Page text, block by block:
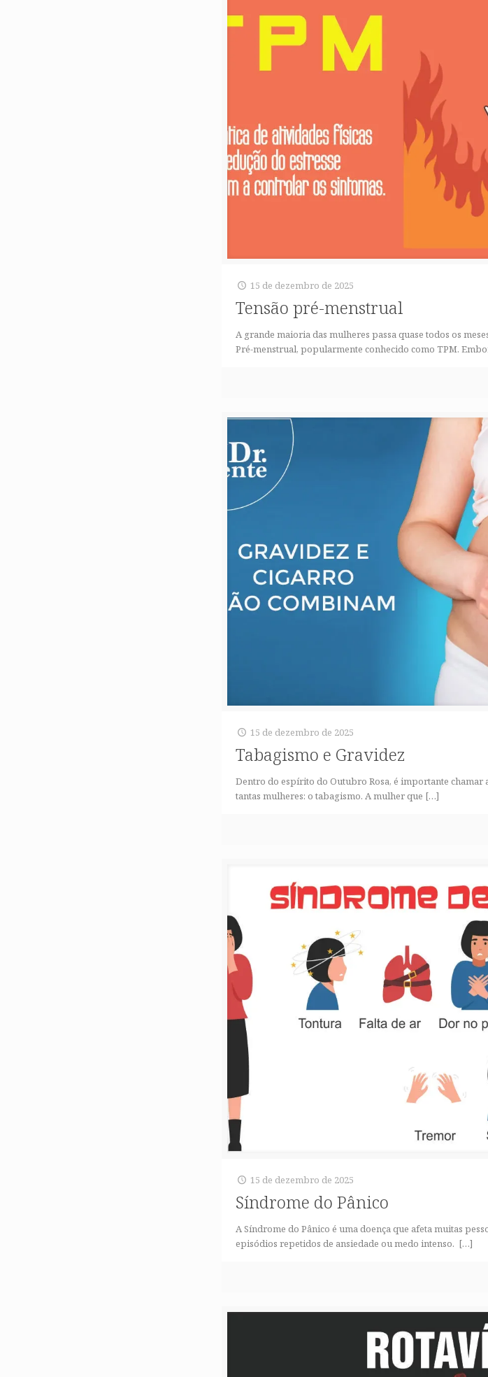
15 de dezembro de 2025
Tensão pré-menstrual
A grande maioria das mulheres passa quase todos os
Pré-menstrual, popularmente conhecido como TPM.
15 de dezembro de 2025
Tabagismo e Gravidez
Dentro do espírito do Outubro Rosa, é importante chamar
tantas mulheres: o tabagismo. A mulher que […]
15 de dezembro de 2025
Síndrome do Pânico
A Síndrome do Pânico é uma doença que afeta muitas
episódios repetidos de ansiedade ou medo intenso. […]